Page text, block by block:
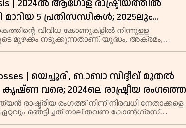
| 2024ൽ ആഗോള രാഷ്ട്രീയത്തിൽ
5 പ്രതിസന്ധികൾ; 2025ലും
അവഗണിക്കാനാവില്ല!
വിവിധ കോണുകളിൽ നിന്നുള്ള
മുഴക്കം നടുക്കുന്നതാണ്. യുദ്ധം, അക്രമം,
| യെച്ചൂരി, ബാബാ സിദ്ദീഖ് മുതൽ
വരെ; 2024ലെ രാഷ്ട്രീയ രംഗത്തെ
രാഷ്ട്രീയ രംഗത്ത് നിന്ന് നിരവധി നേതാക്കളെ
ഏറ്റവും ഞെട്ടിച്ചത് നാല് തവണ കോൺഗ്രസ്